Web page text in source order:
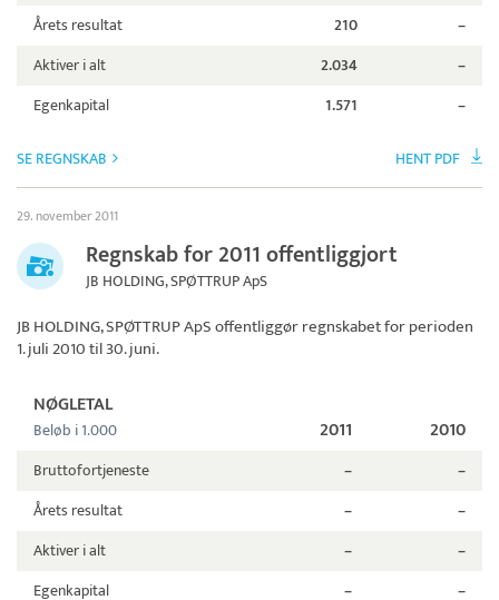
Årets resultat
210
–
Aktiver i alt
2.034
–
Egenkapital
1.571 –
SE REGNSKAB HENT PDF
29. november 2011
Regnskab for 2011 offentliggjort
JB HOLDING, SPØTTRUP ApS
JB HOLDING, SPØTTRUP ApSoffentliggør regnskabet for perioden
1. juli 2010 til 30. juni.
NØGLETAL
Beløb i 1.000 2011 2010
Bruttofortjeneste –
–
Årets resultat
–
–
Aktiver i alt
–
–
Egenkapital
– –